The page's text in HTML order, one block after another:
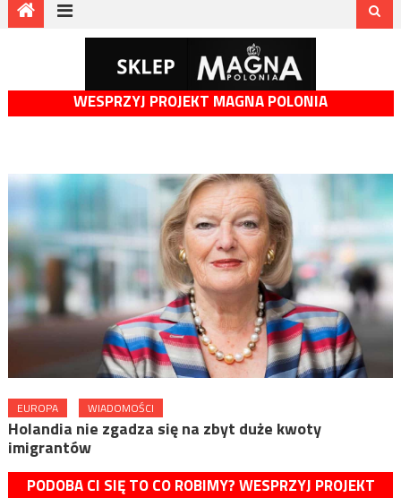
WESPRZYJ PROJEKT MAGNA POLONIA
EUROPA WIADOMOŚCI
Holandia nie zgadza się na zbyt duże kwoty
imigrantów
PODOBA CI SIĘ TO CO ROBIMY? WESPRZYJ PROJEKT